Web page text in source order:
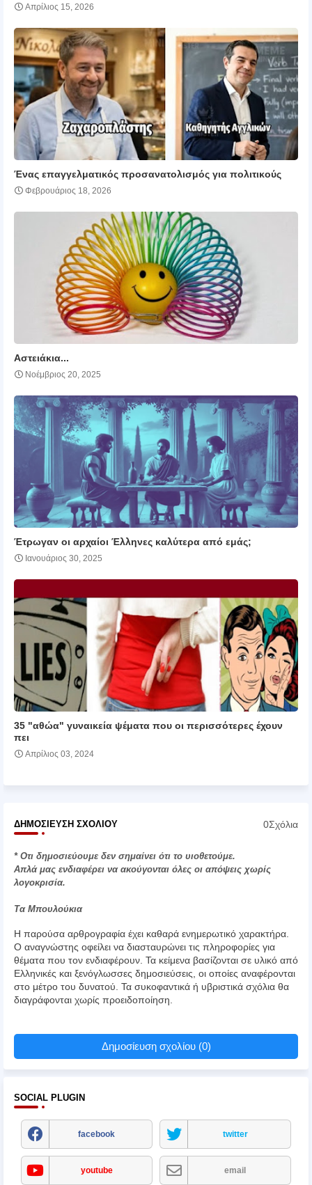
Απρίλιος 15, 2026
Ένας επαγγελματικός προσανατολισμός για πολιτικούς
Φεβρουάριος 18, 2026
Αστειάκια...
Νοέμβριος 20, 2025
Έτρωγαν οι αρχαίοι Έλληνες καλύτερα από εμάς;
Ιανουάριος 30, 2025
35 "αθώα" γυναικεία ψέματα που οι περισσότερες έχουν
πει
Απρίλιος 03, 2024
ΔΗΜΟΣΊΕΥΣΗ ΣΧΟΛΊΟΥ 0Σχόλια
* Οτι δημοσιεύουμε δεν σημαίνει ότι το υιοθετούμε.
Απλά μας ενδιαφέρει να ακούγονται όλες οι απόψεις χωρίς
λογοκρισία.
Τα Μπουλούκια
Η παρούσα αρθρογραφία έχει καθαρά ενημερωτικό χαρακτήρα.
Ο αναγνώστης οφείλει να διασταυρώνει τις πληροφορίες για
θέματα που τον ενδιαφέρουν. Τα κείμενα βασίζονται σε υλικό από
Ελληνικές και ξενόγλωσσες δημοσιεύσεις, οι οποίες αναφέρονται
στο μέτρο του δυνατού. Τα συκοφαντικά ή υβριστικά σχόλια θα
διαγράφονται χωρίς προειδοποίηση.
Δημοσίευση σχολίου (0)
SOCIAL PLUGIN
facebook twitter
youtube email